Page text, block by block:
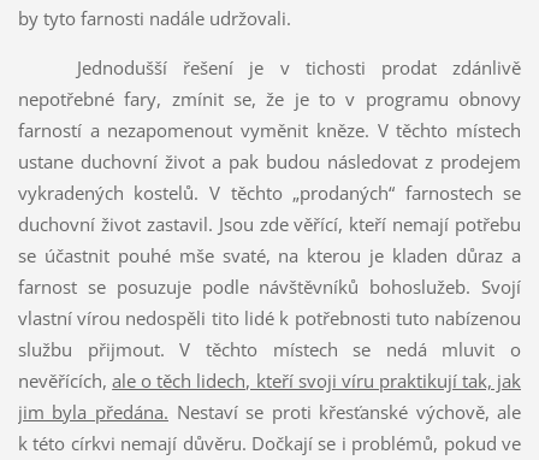
by tyto farnosti nadále udržovali.
Jednodušší řešení je v tichosti prodat zdánlivě
nepotřebné fary, zmínit se, že je to v programu obnovy
farností a nezapomenout vyměnit kněze. V těchto místech
ustane duchovní život a pak budou následovat z prodejem
vykradených kostelů. V těchto „prodaných“ farnostech se
duchovní život zastavil. Jsou zde věřící, kteří nemají potřebu
se účastnit pouhé mše svaté, na kterou je kladen důraz a
farnost se posuzuje podle návštěvníků bohoslužeb. Svojí
vlastní vírou nedospěli tito lidé k potřebnosti tuto nabízenou
službu přijmout. V těchto místech se nedá mluvit o
nevěřících,ale o těch lidech, kteří svoji víru praktikují tak, jak
jim byla předána. Nestaví se proti křesťanské výchově, ale
k této církvi nemají důvěru. Dočkají se i problémů, pokud ve